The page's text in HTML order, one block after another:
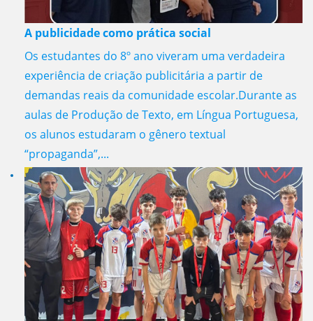
A publicidade como prática social
Os estudantes do 8º ano viveram uma verdadeira
experiência de criação publicitária a partir de
demandas reais da comunidade escolar.Durante as
aulas de Produção de Texto, em Língua Portuguesa,
os alunos estudaram o gênero textual
“propaganda”,...